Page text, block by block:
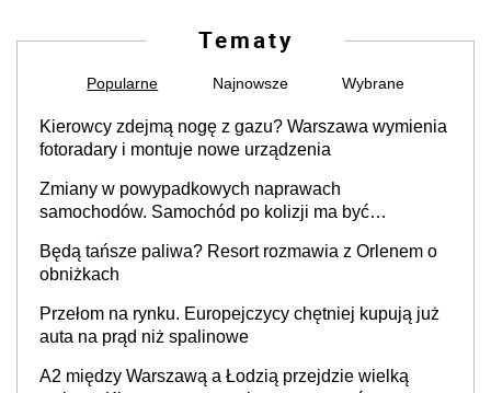
Tematy
Popularne Najnowsze Wybrane
Kierowcy zdejmą nogę z gazu? Warszawa wymienia
fotoradary i montuje nowe urządzenia
Zmiany w powypadkowych naprawach
samochodów. Samochód po kolizji ma być
producenta
Będą tańsze paliwa? Resort rozmawia z Orlenem o
obniżkach
Przełom na rynku. Europejczycy chętniej kupują już
auta na prąd niż spalinowe
A2 między Warszawą a Łodzią przejdzie wielką